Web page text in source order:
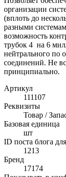
организации
(вплоть до
разными
возможность
трубок 4 на 6
нейтрального по
соединений. Не
принципиально.
Артикул
111107
Реквизиты
Товар /
Базовая единица
шт
ID поста блога
1213
Бренд
17174